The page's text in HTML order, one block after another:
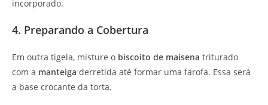
incorporado.
4. Preparando a Cobertura
Em outra tigela, misture o biscoito de maisena triturado
com a manteiga derretida até formar uma farofa. Essa será
a base crocante da torta.